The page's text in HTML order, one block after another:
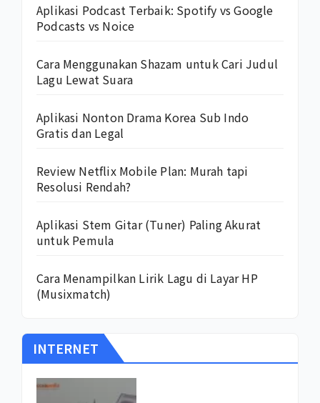
Aplikasi Podcast Terbaik: Spotify vs Google
Podcasts vs Noice
Cara Menggunakan Shazam untuk Cari Judul
Lagu Lewat Suara
Aplikasi Nonton Drama Korea Sub Indo
Gratis dan Legal
Review Netflix Mobile Plan: Murah tapi
Resolusi Rendah?
Aplikasi Stem Gitar (Tuner) Paling Akurat
untuk Pemula
Cara Menampilkan Lirik Lagu di Layar HP
(Musixmatch)
INTERNET